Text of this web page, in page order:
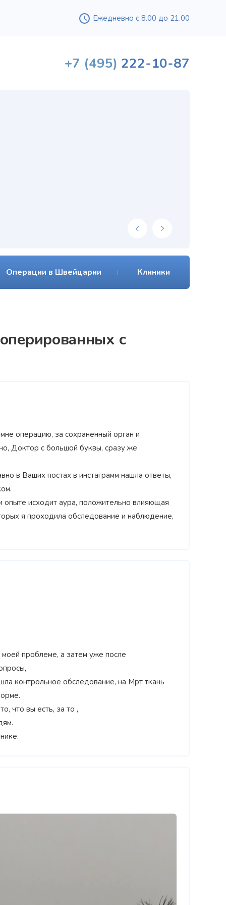
Ежедневно с 8.00 до 21.00
+7 (495) 222-10-87
Операции в Швейцарии Клиники
с
операцию, за сохраненный орган и
Доктор с большой буквы, сразу же
в Ваших постах в инстаграмм нашла ответы,
исходит аура, положительно влияющая
я проходила обследование и наблюдение,
проблеме, а затем уже после
контрольное обследование, на Мрт ткань
что вы есть, за то ,